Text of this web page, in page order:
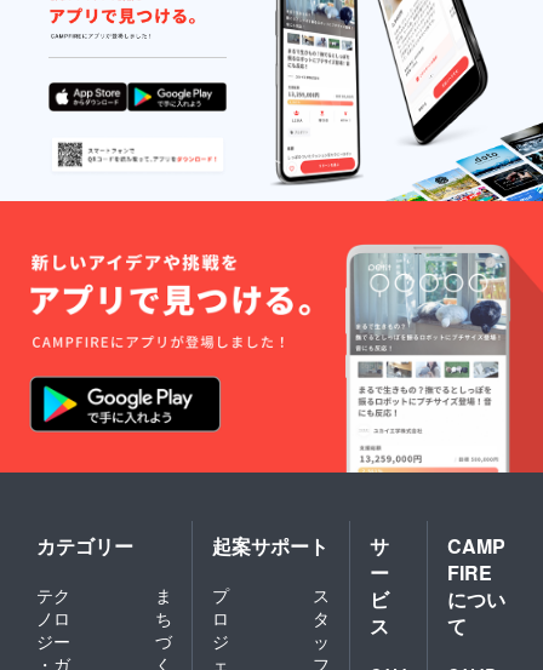
カテゴリー
テク
ノロ
ジー
・ガ
ま
ち
づ
く
起案サポート
プ
ロ
ジ
ェ
ス
タ
ッ
フ
サ
ー
ビ
ス
CAMP
FIRE
につい
て